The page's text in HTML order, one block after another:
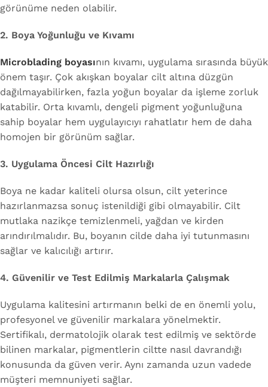
görünüme neden olabilir.
2. Boya Yoğunluğu ve Kıvamı
Microblading boyasının kıvamı, uygulama sırasında büyük
önem taşır. Çok akışkan boyalar cilt altına düzgün
dağılmayabilirken, fazla yoğun boyalar da işleme zorluk
katabilir. Orta kıvamlı, dengeli pigment yoğunluğuna
sahip boyalar hem uygulayıcıyı rahatlatır hem de daha
homojen bir görünüm sağlar.
3. Uygulama Öncesi Cilt Hazırlığı
Boya ne kadar kaliteli olursa olsun, cilt yeterince
hazırlanmazsa sonuç istenildiği gibi olmayabilir. Cilt
mutlaka nazikçe temizlenmeli, yağdan ve kirden
arındırılmalıdır. Bu, boyanın cilde daha iyi tutunmasını
sağlar ve kalıcılığı artırır.
4. Güvenilir ve Test Edilmiş Markalarla Çalışmak
Uygulama kalitesini artırmanın belki de en önemli yolu,
profesyonel ve güvenilir markalara yönelmektir.
Sertifikalı, dermatolojik olarak test edilmiş ve sektörde
bilinen markalar, pigmentlerin ciltte nasıl davrandığı
konusunda da güven verir. Aynı zamanda uzun vadede
müşteri memnuniyeti sağlar.